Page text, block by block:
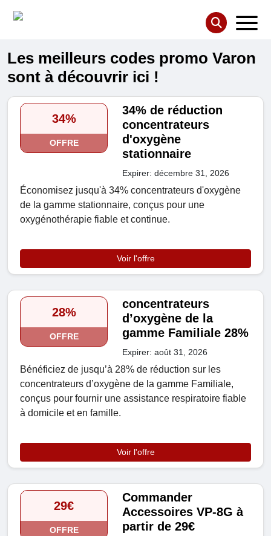
Les meilleurs codes promo Varon
sont à découvrir ici !
34%
OFFRE
34% de réduction
concentrateurs
d'oxygène
stationnaire
Expirer: décembre 31, 2026
Économisez jusqu'à 34% concentrateurs d'oxygène
de la gamme stationnaire, conçus pour une
oxygénothérapie fiable et continue.
Voir l'offre
28%
OFFRE
concentrateurs
d’oxygène de la
gamme Familiale 28%
Expirer: août 31, 2026
Bénéficiez de jusqu’à 28% de réduction sur les
concentrateurs d’oxygène de la gamme Familiale,
conçus pour fournir une assistance respiratoire fiable
à domicile et en famille.
Voir l'offre
29€
OFFRE
Commander
Accessoires VP-8G à
partir de 29€